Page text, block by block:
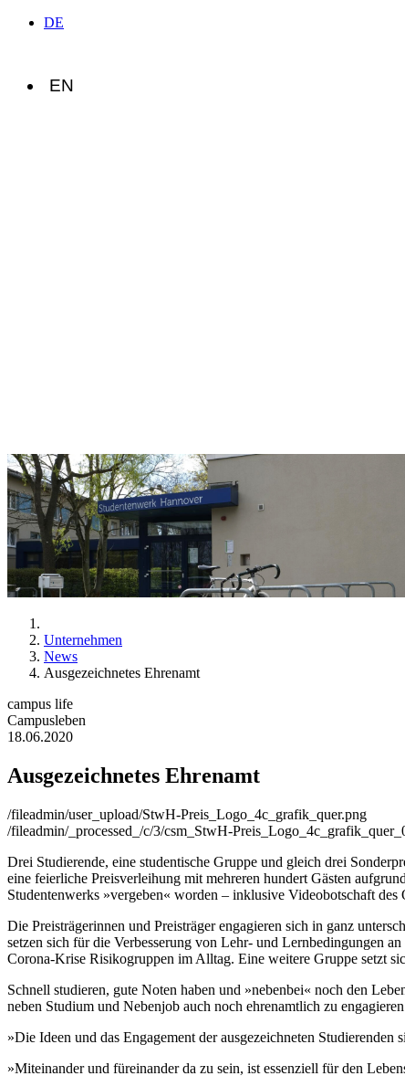
DE
EN
Unternehmen
News
Ausgezeichnetes Ehrenamt
campus life
Campusleben
18.06.2020
Ausgezeichnetes Ehrenamt
/fileadmin/user_upload/StwH-Preis_Logo_4c_grafik_quer.png
/fileadmin/_processed_/c/3/csm_StwH-
Drei Studierende, eine studentische Gruppe und gleich drei
eine feierliche Preisverleihung mit mehreren hundert Gästen
Studentenwerks »vergeben« worden – inklusive Videobotschaft des
Die Preisträgerinnen und Preisträger engagieren sich in ganz
setzen sich für die Verbesserung von Lehr- und Lernbedingungen
Corona-Krise Risikogruppen im Alltag. Eine weitere Gruppe setzt
Schnell studieren, gute Noten haben und »nebenbei« noch den
neben Studium und Nebenjob auch noch ehrenamtlich zu
»Die Ideen und das Engagement der ausgezeichneten
»Miteinander und füreinander da zu sein, ist essenziell für den